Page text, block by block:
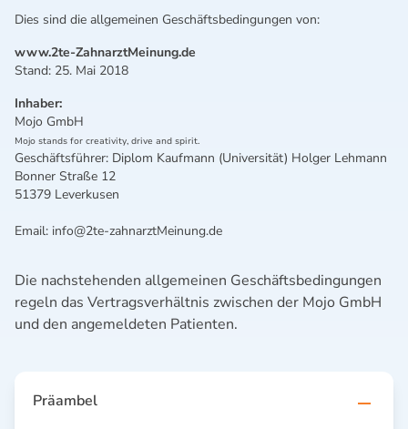
Dies sind die allgemeinen Geschäftsbedingungen von:
www.2te-ZahnarztMeinung.de
Stand: 25. Mai 2018
Inhaber:
Mojo GmbH
Mojo stands for creativity, drive and spirit.
Geschäftsführer: Diplom Kaufmann (Universität) Holger Lehmann
Bonner Straße 12
51379 Leverkusen
Email: info@2te-zahnarztMeinung.de
Die nachstehenden allgemeinen Geschäftsbedingungen
regeln das Vertragsverhältnis zwischen der Mojo GmbH
und den angemeldeten Patienten.
Präambel